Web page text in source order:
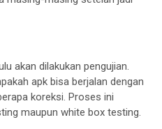
akan dilakukan pengujian.
apk bisa berjalan dengan
koreksi. Proses ini
maupun white box testing.